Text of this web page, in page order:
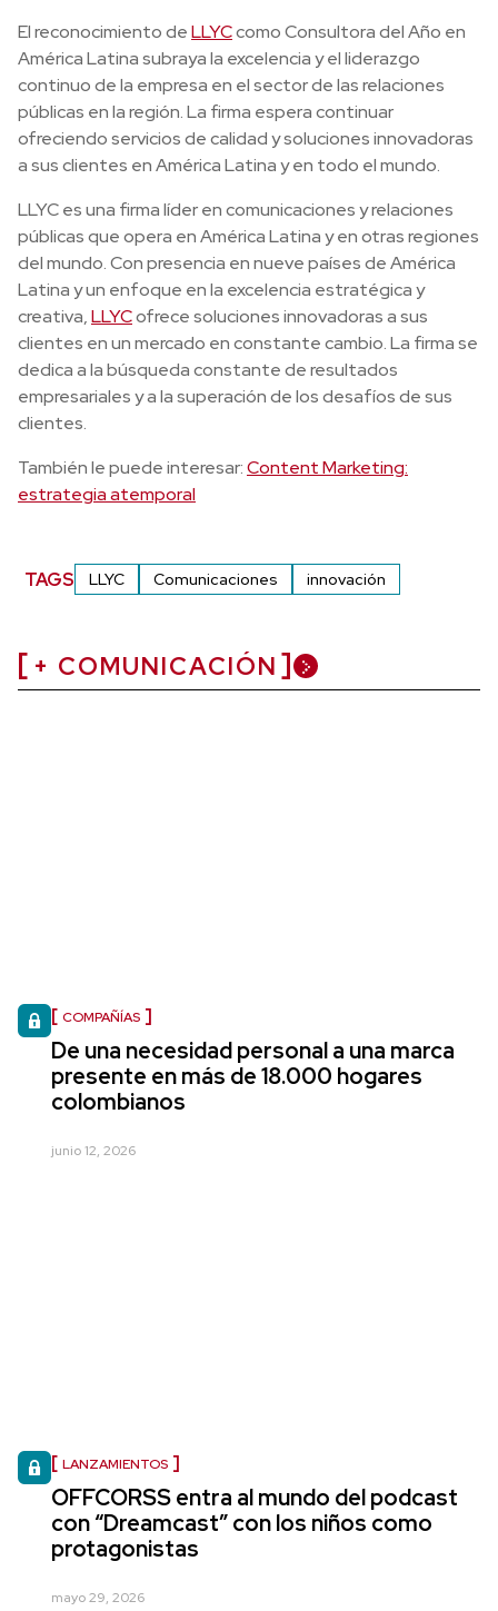
El reconocimiento deLLYCcomo Consultora del Año en
América Latina subraya la excelencia y el liderazgo
continuo de la empresa en el sector de las relaciones
públicas en la región. La firma espera continuar
ofreciendo servicios de calidad y soluciones innovadoras
a sus clientes en América Latina y en todo el mundo.
LLYC es una firma líder en comunicaciones y relaciones
públicas que opera en América Latina y en otras regiones
del mundo. Con presencia en nueve países de América
Latina y un enfoque en la excelencia estratégica y
creativa,LLYCofrece soluciones innovadoras a sus
clientes en un mercado en constante cambio. La firma se
dedica a la búsqueda constante de resultados
empresariales y a la superación de los desafíos de sus
clientes.
También le puede interesar:Content Marketing:
estrategia atemporal
TAGS LLYC Comunicaciones innovación
+ COMUNICACIÓN
COMPAÑÍAS
De una necesidad personal a una marca
presente en más de 18.000 hogares
colombianos
junio 12, 2026
LANZAMIENTOS
OFFCORSS entra al mundo del podcast
con “Dreamcast” con los niños como
protagonistas
mayo 29, 2026